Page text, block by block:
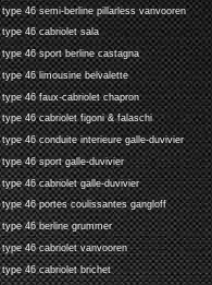
type 46 semi-berline pillarless vanvooren
type 46 cabriolet sala
type 46 sport berline castagna
type 46 limousine belvalette
type 46 faux-cabriolet chapron
type 46 cabriolet figoni & falaschi
type 46 conduite interieure galle-duvivier
type 46 sport galle-duvivier
type 46 cabriolet galle-duvivier
type 46 portes coulissantes gangloff
type 46 berline grummer
type 46 cabriolet vanvooren
type 46 cabriolet brichet